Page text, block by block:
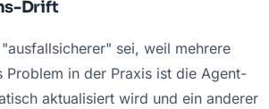
Drift
sei, weil mehrere
Problem in der Praxis ist die Agent-
aktualisiert wird und ein anderer